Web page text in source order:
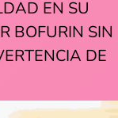
EN SU
BOFURIN SIN
DE